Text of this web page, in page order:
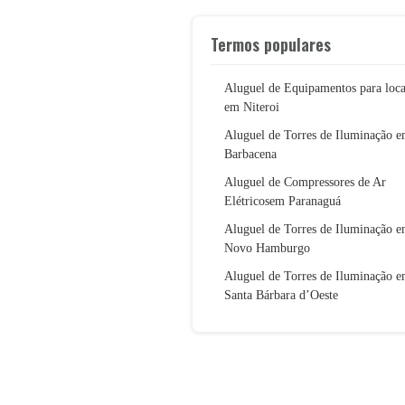
Termos populares
Aluguel de Equipamentos para
em Niteroi
Aluguel de Torres de Iluminação
Barbacena
Aluguel de Compressores de Ar
Elétricosem Paranaguá
Aluguel de Torres de Iluminação
Novo Hamburgo
Aluguel de Torres de Iluminação
Santa Bárbara d’Oeste